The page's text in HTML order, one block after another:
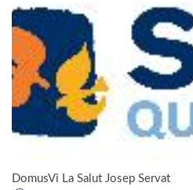
DomusVi La Salut Josep Servat